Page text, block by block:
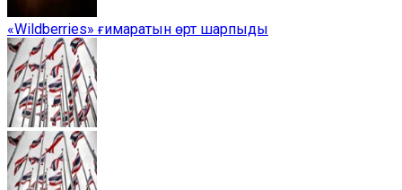
«Wildberries» ғимаратын өрт шарпыды